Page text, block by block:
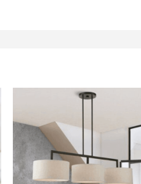
Tư vấn,
Nếu mẫu
viên của
An
Liên hệ